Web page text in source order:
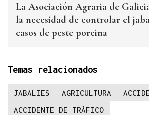
La Asociación Agraria de
la necesidad de controlar el
casos de peste porcina
Temas relacionados
JABALIES AGRICULTURA
ACCIDENTE DE TRÁFICO